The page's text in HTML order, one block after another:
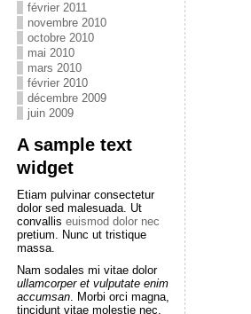
février 2011
novembre 2010
octobre 2010
mai 2010
mars 2010
février 2010
décembre 2009
juin 2009
A sample text
widget
Etiam pulvinar consectetur
dolor sed malesuada. Ut
convallis euismod dolor nec
pretium. Nunc ut tristique
massa.
Nam sodales mi vitae dolor
ullamcorper et vulputate enim
accumsan. Morbi orci magna,
tincidunt vitae molestie nec,